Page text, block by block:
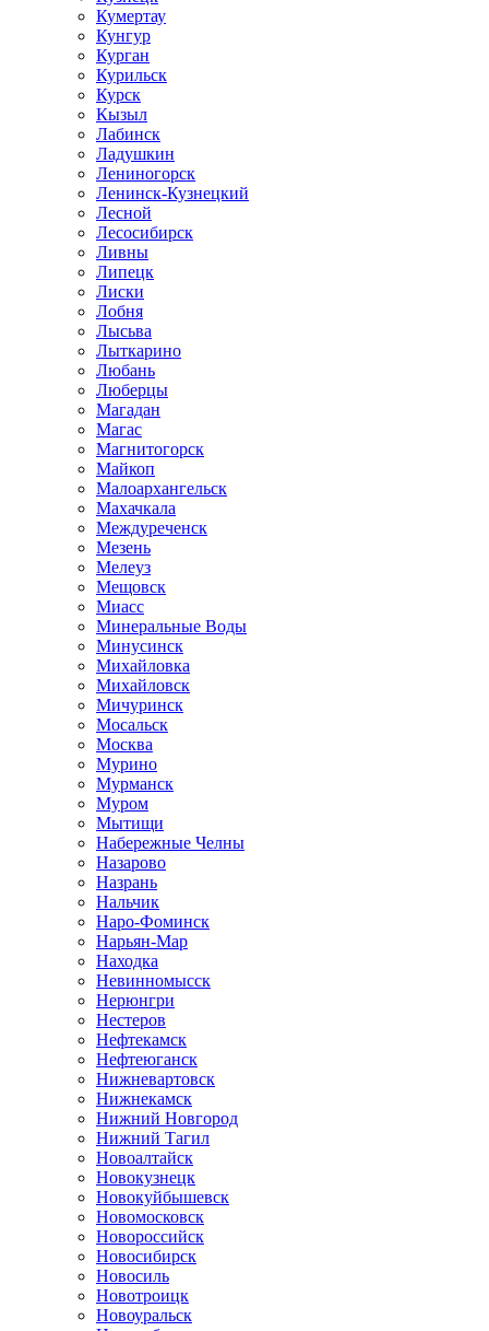
Кумертау
Кунгур
Курган
Курильск
Курск
Кызыл
Лабинск
Ладушкин
Лениногорск
Ленинск-Кузнецкий
Лесной
Лесосибирск
Ливны
Липецк
Лиски
Лобня
Лысьва
Лыткарино
Любань
Люберцы
Магадан
Магас
Магнитогорск
Майкоп
Малоархангельск
Махачкала
Междуреченск
Мезень
Мелеуз
Мещовск
Миасс
Минеральные Воды
Минусинск
Михайловка
Михайловск
Мичуринск
Мосальск
Москва
Мурино
Мурманск
Муром
Мытищи
Набережные Челны
Назарово
Назрань
Нальчик
Наро-Фоминск
Нарьян-Мар
Находка
Невинномысск
Нерюнгри
Нестеров
Нефтекамск
Нефтеюганск
Нижневартовск
Нижнекамск
Нижний Новгород
Нижний Тагил
Новоалтайск
Новокузнецк
Новокуйбышевск
Новомосковск
Новороссийск
Новосибирск
Новосиль
Новотроицк
Новоуральск